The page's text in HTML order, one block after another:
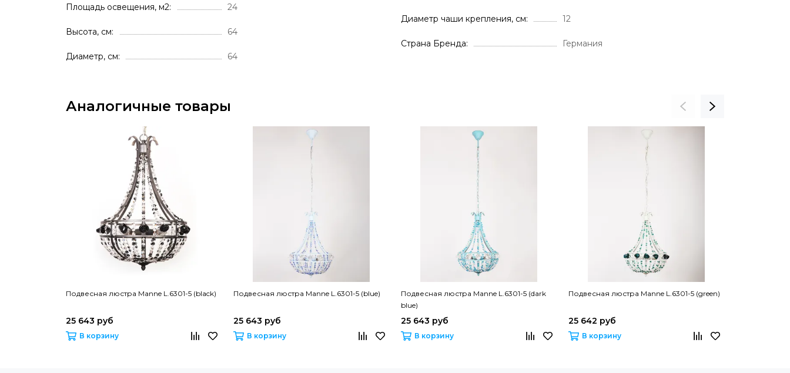
Площадь освещения, м2 24
Высота, см 64
Диаметр, см 64
Диаметр чаши крепления, см 12
Страна Бренда Германия
Аналогичные товары
Подвесная люстра Manne L.6301-5 (black)
25 643 руб
В корзину
Подвесная люстра Manne L.6301-5 (blue)
25 643 руб
В корзину
Подвесная люстра Manne L.6301-5 (dark
blue)
25 643 руб
В корзину
Подвесная люстра Manne L.6301-5 (green)
25 642 руб
В корзину